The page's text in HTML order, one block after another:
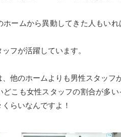
ホームから異動してきた人もい
フが活躍しています。
他のホームよりも男性スタッフ
どこも女性スタッフの割合が多
らいなんですよ！